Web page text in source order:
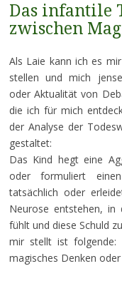
Das infantile
zwischen
Als Laie kann ich es
stellen und mich
oder Aktualität von
die ich für mich
der Analyse der
gestaltet:
Das Kind hegt eine
oder formuliert
tatsächlich oder
Neurose entstehen,
fühlt und diese Schuld
mir stellt ist folgende:
magisches Denken